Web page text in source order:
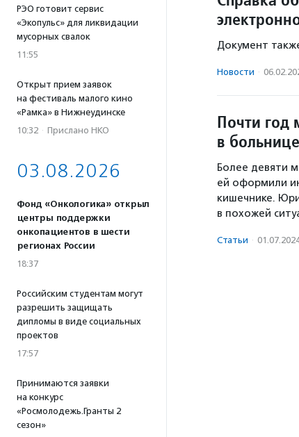
РЭО готовит сервис
«Экопульс» для ликвидации
мусорных свалок
11:55
Открыт прием заявок
на фестиваль малого кино
«Рамка» в Нижнеудинске
10:32 · Прислано НКО
03.08.2026
Фонд «Онкологика» открыл
центры поддержки
онкопациентов в шести
регионах России
18:37
Российским студентам могут
разрешить защищать
дипломы в виде социальных
проектов
17:57
Принимаются заявки
на конкурс
«Росмолодежь.Гранты 2
сезон»
Документ
Новости ·
Почти год
в
Более девяти
ей оформили
кишечнике.
в похожей
Статьи ·